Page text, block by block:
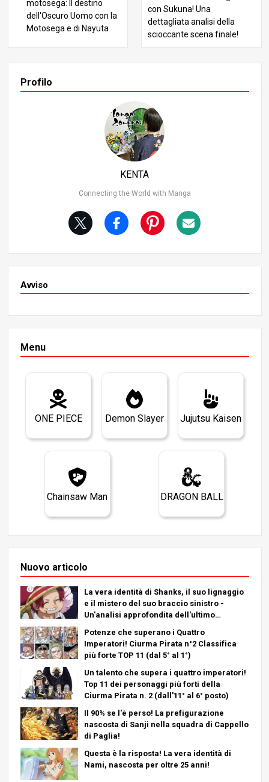
motosega: Il destino
dell'Oscuro Uomo con la
Motosega e di Nayuta
con Sukuna! Una
dettagliata analisi della
scioccante scena finale!
Profilo
KENTA
Connecting the World with Manga
Avviso
Menu
ONE PIECE Demon Slayer Jujutsu Kaisen
Chainsaw Man DRAGON BALL
Nuovo articolo
La vera identità di Shanks, il suo lignaggio
e il mistero del suo braccio sinistro -
Un'analisi approfondita dell'ultimo
Potenze che superano i Quattro
Imperatori! Ciurma Pirata n°2 Classifica
più forte TOP 11 (dal 5° al 1°)
Un talento che supera i quattro imperatori!
Top 11 dei personaggi più forti della
Ciurma Pirata n. 2 (dall'11° al 6° posto)
Il 90% se l'è perso! La prefigurazione
nascosta di Sanji nella squadra di Cappello
di Paglia!
Questa è la risposta! La vera identità di
Nami, nascosta per oltre 25 anni!